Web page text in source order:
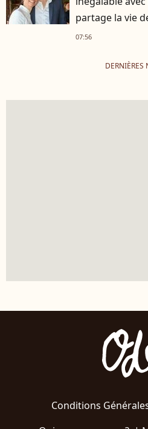
partage la vie
07:56
DERNIÈRES
Conditions